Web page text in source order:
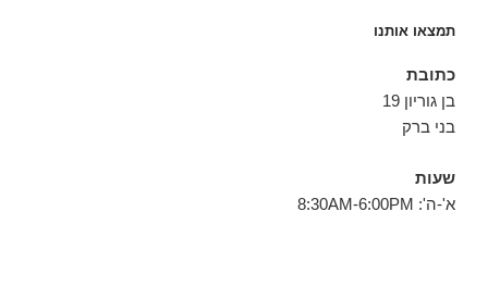
תמצאו אותנו
כתובת
בן גוריון 19
בני ברק
שעות
א'-ה': 8:30AM-6:00PM